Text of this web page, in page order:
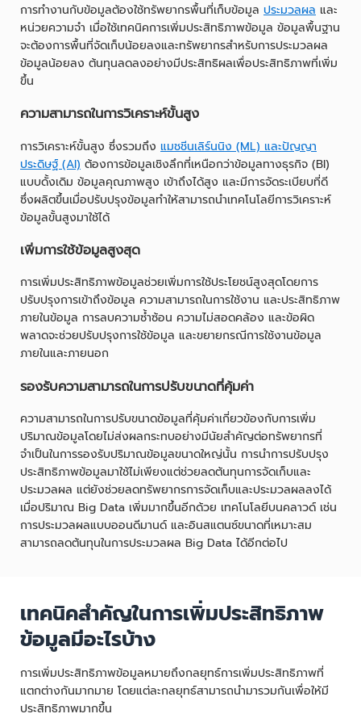
การทำงานกับข้อมูลต้องใช้ทรัพยากรพื้นที่เก็บข้อมูล ประมวลผล และ
หน่วยความจำ เมื่อใช้เทคนิคการเพิ่มประสิทธิภาพข้อมูล ข้อมูลพื้นฐาน
จะต้องการพื้นที่จัดเก็บน้อยลงและทรัพยากรสำหรับการประมวลผล
ข้อมูลน้อยลง ต้นทุนลดลงอย่างมีประสิทธิผลเพื่อประสิทธิภาพที่เพิ่ม
ขึ้น
ความสามารถในการวิเคราะห์ขั้นสูง
การวิเคราะห์ขั้นสูง ซึ่งรวมถึง แมชชีนเลิร์นนิง (ML) และปัญญา
ประดิษฐ์ (AI) ต้องการข้อมูลเชิงลึกที่เหนือกว่าข้อมูลทางธุรกิจ (BI)
แบบดั้งเดิม ข้อมูลคุณภาพสูง เข้าถึงได้สูง และมีการจัดระเบียบที่ดี
ซึ่งผลิตขึ้นเมื่อปรับปรุงข้อมูลทำให้สามารถนำเทคโนโลยีการวิเคราะห์
ข้อมูลขั้นสูงมาใช้ได้
เพิ่มการใช้ข้อมูลสูงสุด
การเพิ่มประสิทธิภาพข้อมูลช่วยเพิ่มการใช้ประโยชน์สูงสุดโดยการ
ปรับปรุงการเข้าถึงข้อมูล ความสามารถในการใช้งาน และประสิทธิภาพ
ภายในข้อมูล การลบความซ้ำซ้อน ความไม่สอดคล้อง และข้อผิด
พลาดจะช่วยปรับปรุงการใช้ข้อมูล และขยายกรณีการใช้งานข้อมูล
ภายในและภายนอก
รองรับความสามารถในการปรับขนาดที่คุ้มค่า
ความสามารถในการปรับขนาดข้อมูลที่คุ้มค่าเกี่ยวข้องกับการเพิ่ม
ปริมาณข้อมูลโดยไม่ส่งผลกระทบอย่างมีนัยสำคัญต่อทรัพยากรที่
จำเป็นในการรองรับปริมาณข้อมูลขนาดใหญ่นั้น การนำการปรับปรุง
ประสิทธิภาพข้อมูลมาใช้ไม่เพียงแต่ช่วยลดต้นทุนการจัดเก็บและ
ประมวลผล แต่ยังช่วยลดทรัพยากรการจัดเก็บและประมวลผลลงได้
เมื่อปริมาณ Big Data เพิ่มมากขึ้นอีกด้วย เทคโนโลยีบนคลาวด์ เช่น
การประมวลผลแบบออนดีมานด์ และอินสแตนซ์ขนาดที่เหมาะสม
สามารถลดต้นทุนในการประมวลผล Big Data ได้อีกต่อไป
เทคนิคสำคัญในการเพิ่มประสิทธิภาพ
ข้อมูลมีอะไรบ้าง
การเพิ่มประสิทธิภาพข้อมูลหมายถึงกลยุทธ์การเพิ่มประสิทธิภาพที่
แตกต่างกันมากมาย โดยแต่ละกลยุทธ์สามารถนำมารวมกันเพื่อให้มี
ประสิทธิภาพมากขึ้น